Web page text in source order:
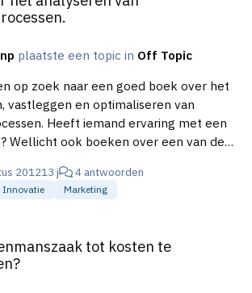
plaatste een topic in Off Topic
vastleggen en optimaliseren van
Heeft iemand ervaring met een
Wellicht ook boeken over een van de
201213 j 4 antwoorden
Innovatie Marketing
tot kosten te